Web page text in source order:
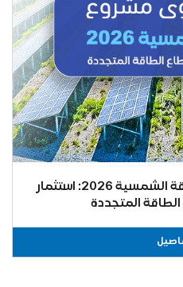
دراسة جدوى مشروع الطاقة الشمسية 2026: استثمار
المتجددة